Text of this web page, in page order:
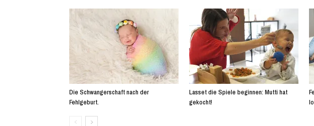
Die Schwangerschaft nach der
Fehlgeburt.
Lasset die Spiele beginnen: Mutti hat
gekocht!